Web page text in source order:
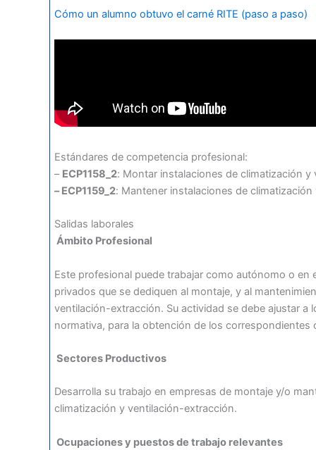
Cómo un alumno obtuvo el carné RITE (paso a paso)
Estándares de competencia profesional:
– ECP1158_2: Montar instalaciones de climatización
– ECP1159_2: Mantener instalaciones de
Salidas laborales
Ámbito Profesional
Este profesional puede trabajar como autónomo o en
privados que se dediquen al montaje, y al
ventilación-extracción. Su actividad se debe ajustar a
normativa, para la obtención de los correspondientes
Sectores Productivos
Desarrolla su trabajo en empresas de montaje y/o
climatización y ventilación-extracción.
Ocupaciones y puestos de trabajo relevantes